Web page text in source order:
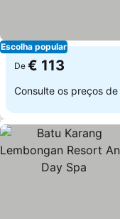
Escolha popular
De € 113
Consulte os preços de